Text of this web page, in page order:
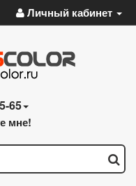
Личный кабинет
65
мне!